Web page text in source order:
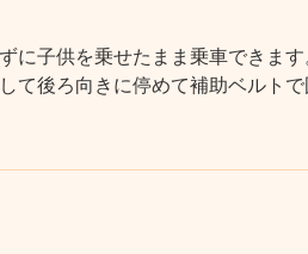
子供を乗せたまま乗車できます
て後ろ向きに停めて補助ベルト